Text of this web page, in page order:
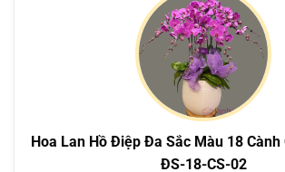
Hoa Lan Hồ Điệp Đa Sắc Màu 18 Cành
ĐS-18-CS-02